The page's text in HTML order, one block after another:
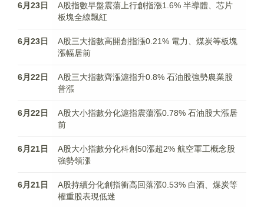
6月23日
A股指數早盤震蕩上行創指漲1.6% 半導體、芯片
板塊全線飄紅
6月23日
A股三大指數高開創指漲0.21% 電力、煤炭等板塊
漲幅居前
6月22日
A股三大指數齊漲滬指升0.8% 石油股強勢農業股
普漲
6月22日
A股大小指數分化滬指震蕩漲0.78% 石油股大漲居
前
6月21日
A股大小指數分化科創50漲超2% 航空軍工概念股
強勢領漲
6月21日
A股持續分化創指衝高回落漲0.53% 白酒、煤炭等
權重股表現低迷